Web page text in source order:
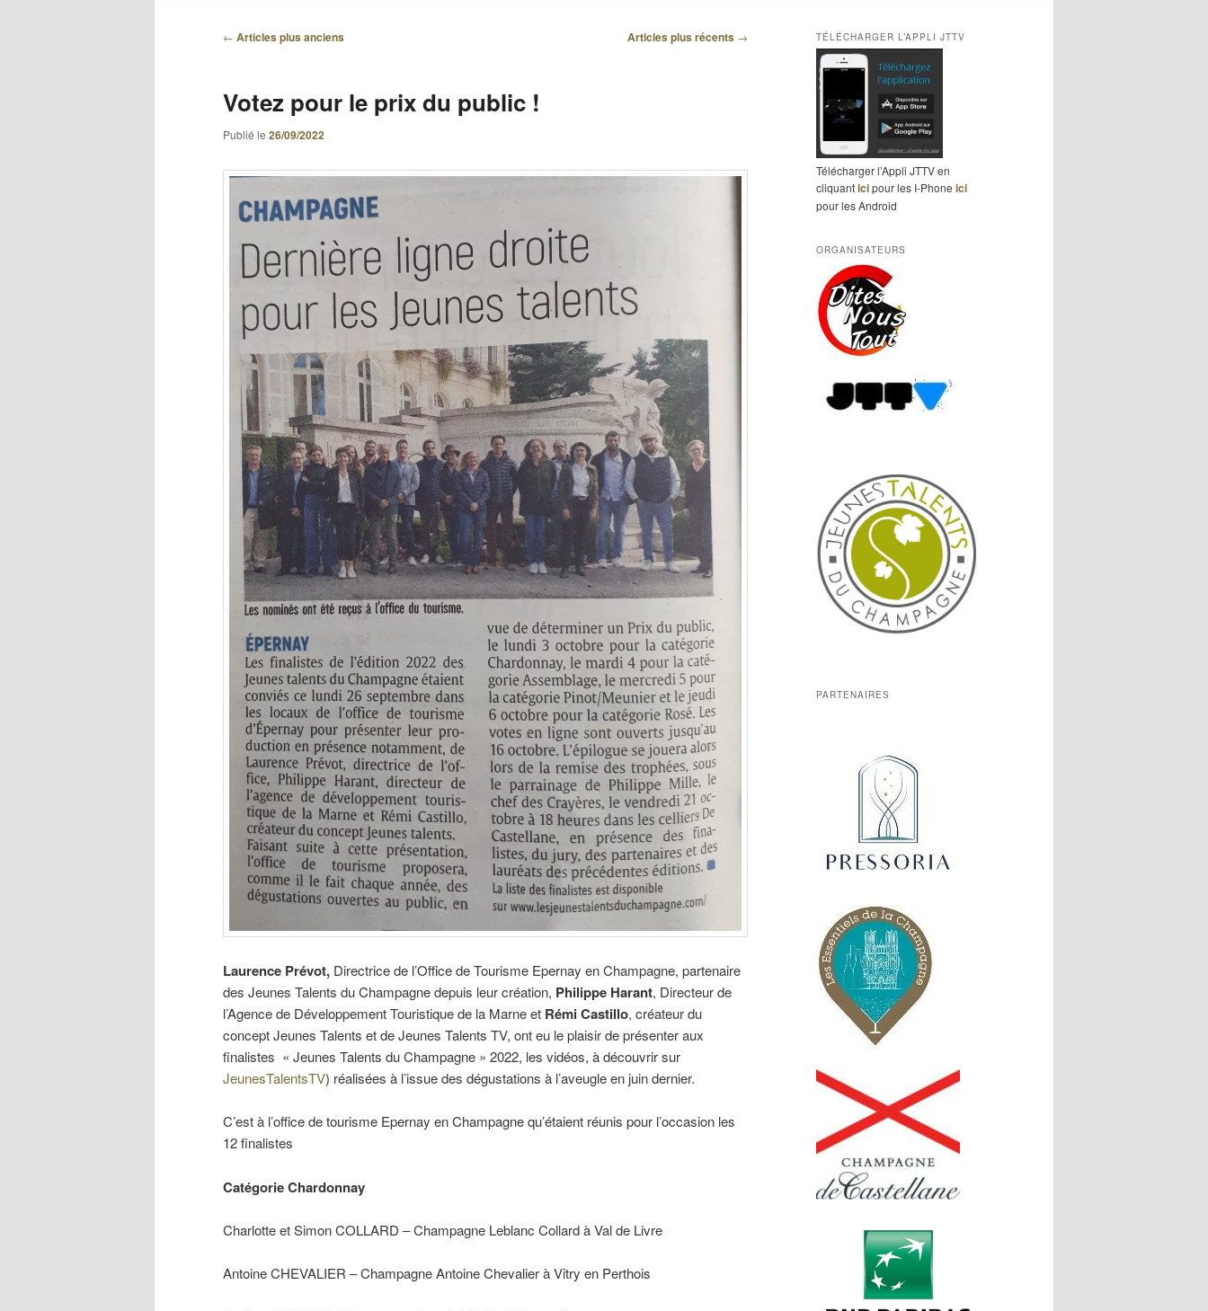
Navigation des articles
← Articles plus anciens Articles plus récents →
Votez pour le prix du public !
Publié le 26/09/2022
Laurence Prévot, Directrice de l’Office de Tourisme Epernay en Champagne, partenaire
des Jeunes Talents du Champagne depuis leur création, Philippe Harant, Directeur de
l’Agence de Développement Touristique de la Marne et Rémi Castillo, créateur du
concept Jeunes Talents et de Jeunes Talents TV, ont eu le plaisir de présenter aux
finalistes « Jeunes Talents du Champagne » 2022, les vidéos, à découvrir sur
JeunesTalentsTV) réalisées à l’issue des dégustations à l’aveugle en juin dernier.
C’est à l’office de tourisme Epernay en Champagne qu’étaient réunis pour l’occasion les
12 finalistes
Catégorie Chardonnay
Charlotte et Simon COLLARD – Champagne Leblanc Collard à Val de Livre
Antoine CHEVALIER – Champagne Antoine Chevalier à Vitry en Perthois
TÉLÉCHARGER L’APPLI JTTV
Télécharger l’Appli JTTV en
cliquanticipour les I-Phone ici
pour les Android
ORGANISATEURS
PARTENAIRES